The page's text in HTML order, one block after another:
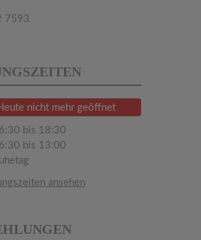
7593
nicht mehr geöffnet
bis 18:30
bis 13:00
ansehen